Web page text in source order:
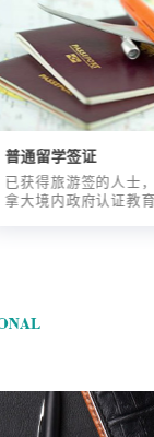
普通留学签证
已获得旅游签的人士
拿大境内政府认证教